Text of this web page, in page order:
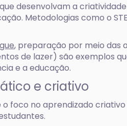
desenvolvam a
Metodologias como o
, preparação por meio das
de lazer) são exemplos
e a educação.
e criativo
foco no aprendizado